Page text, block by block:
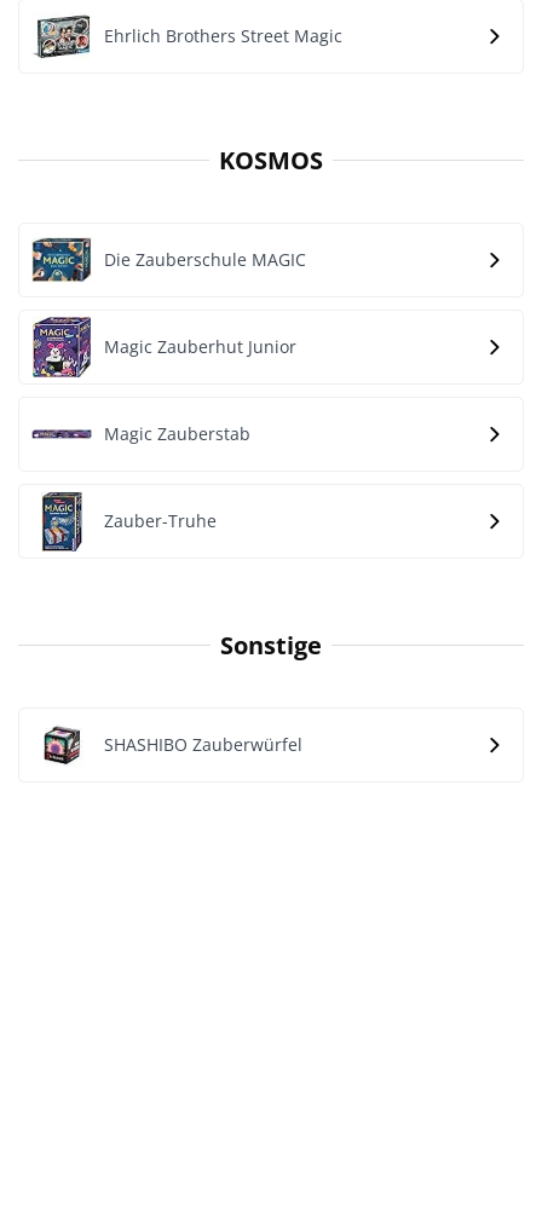
Ehrlich Brothers Street Magic
KOSMOS
Die Zauberschule MAGIC
Magic Zauberhut Junior
Magic Zauberstab
Zauber-Truhe
Sonstige
SHASHIBO Zauberwürfel